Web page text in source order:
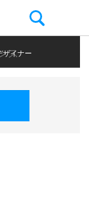
ス
イナー